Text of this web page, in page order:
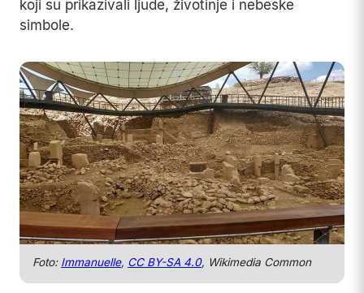
koji su prikazivali ljude, životinje i nebeske
simbole.
Foto: Immanuelle, CC BY-SA 4.0, Wikimedia Common